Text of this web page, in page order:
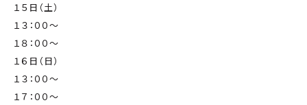
１５日（土）
１３：００～
１８：００～
１６日（日）
１３：００～
１７：００～